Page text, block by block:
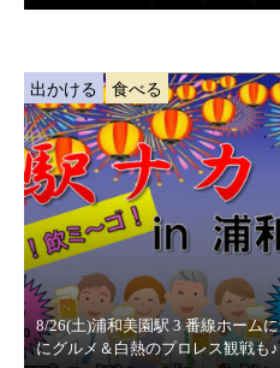
出かける 食べる
8/26(土)浦和美園駅 3 番線ホーム
にグルメ＆白熱のプロレス観戦も♪